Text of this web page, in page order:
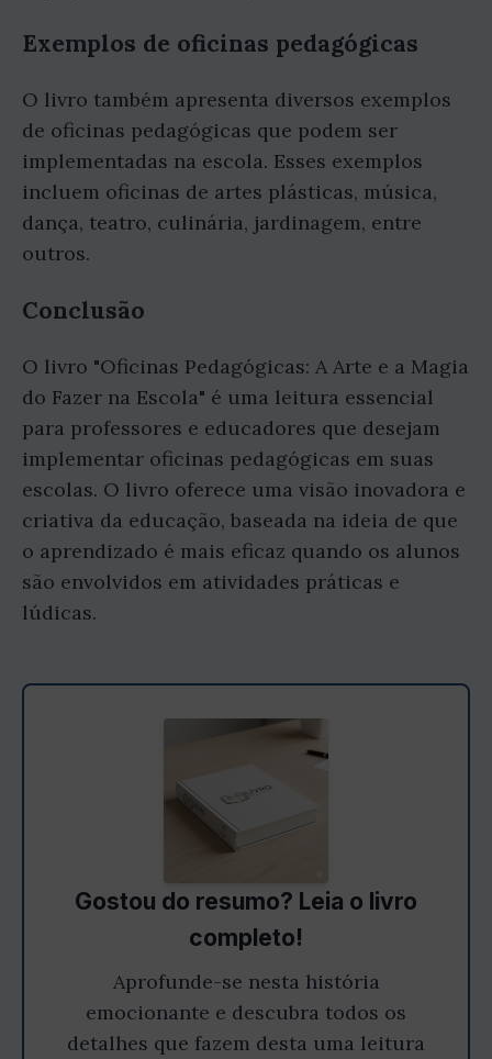
Exemplos de oficinas pedagógicas
O livro também apresenta diversos exemplos
de oficinas pedagógicas que podem ser
implementadas na escola. Esses exemplos
incluem oficinas de artes plásticas, música,
dança, teatro, culinária, jardinagem, entre
outros.
Conclusão
O livro "Oficinas Pedagógicas: A Arte e a Magia
do Fazer na Escola" é uma leitura essencial
para professores e educadores que desejam
implementar oficinas pedagógicas em suas
escolas. O livro oferece uma visão inovadora e
criativa da educação, baseada na ideia de que
o aprendizado é mais eficaz quando os alunos
são envolvidos em atividades práticas e
lúdicas.
Gostou do resumo? Leia o livro
completo!
Aprofunde-se nesta história
emocionante e descubra todos os
detalhes que fazem desta uma leitura